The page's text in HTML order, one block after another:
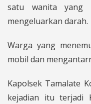
satu wanita yang
mengeluarkan darah.
Warga yang
mobil dan
Kapolsek Tamalate
kejadian itu terjadi